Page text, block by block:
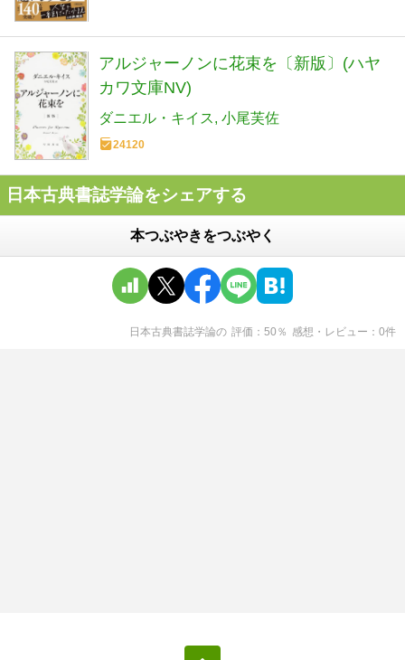
アルジャーノンに花束を〔新版〕(ハヤ
カワ文庫NV)
ダニエル・キイス 小尾芙佐
24120
日本古典書誌学論をシェアする
本つぶやきをつぶやく
日本古典書誌学論の 評価 50 ％ 感想・レビュー 0件